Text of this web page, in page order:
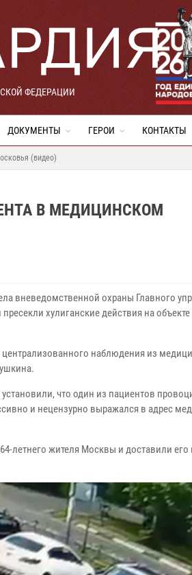
ФЕДЕРАЦИИ
ДОКУМЕНТЫ ГЕРОИ КОНТАКТЫ
(видео)
В МЕДИЦИНСКОМ
вневедомственной охраны Главного
хулиганские действия на объекте
централизованного наблюдения из
что один из пациентов
и нецензурно выражался в адрес
летнего жителя Москвы и доставили его